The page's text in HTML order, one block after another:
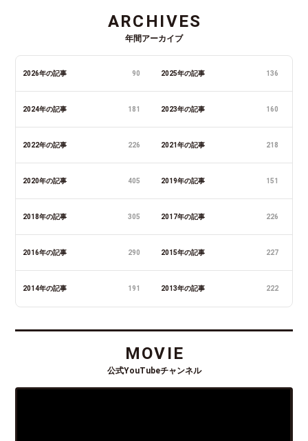
ARCHIVES
年間アーカイブ
2026年の記事 90 2025年の記事 136
2024年の記事 181 2023年の記事 160
2022年の記事 226 2021年の記事 218
2020年の記事 405 2019年の記事 151
2018年の記事 305 2017年の記事 226
2016年の記事 290 2015年の記事 227
2014年の記事 191 2013年の記事 222
MOVIE
公式YouTubeチャンネル